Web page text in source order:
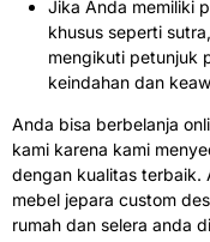
Jika Anda memiliki
khusus seperti
mengikuti petunjuk
keindahan dan
Anda bisa berbelanja
kami karena kami
dengan kualitas terbaik.
mebel jepara custom
rumah dan selera anda